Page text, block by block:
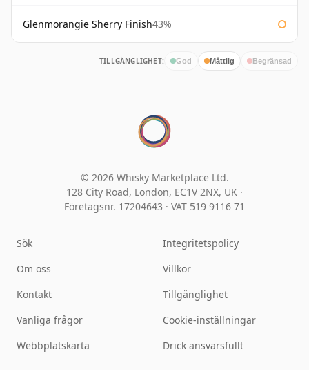
Glenmorangie Sherry Finish43%
TILLGÄNGLIGHET: God Måttlig Begränsad
© 2026 Whisky Marketplace Ltd.
128 City Road, London, EC1V 2NX, UK ·
Företagsnr. 17204643 · VAT 519 9116 71
Sök
Om oss
Kontakt
Vanliga frågor
Webbplatskarta
Integritetspolicy
Villkor
Tillgänglighet
Cookie-inställningar
Drick ansvarsfullt